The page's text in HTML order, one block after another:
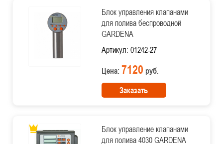
Блок управления клапанами
для полива беспроводной
GARDENA
Артикул: 01242-27
Цена: 7120 руб.
Заказать
Блок управление клапанами
для полива 4030 GARDENA